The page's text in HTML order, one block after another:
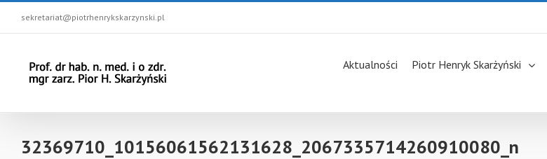
sekretariat@piotrhenrykskarzynski.pl
Aktualności Piotr Henryk Skarżyński
32369710_10156061562131628_2067335714260910080_n